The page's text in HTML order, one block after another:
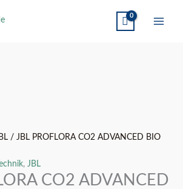
/ JBL PROFLORA CO2 ADVANCED BIO
, JBL
CO2 ADVANCED